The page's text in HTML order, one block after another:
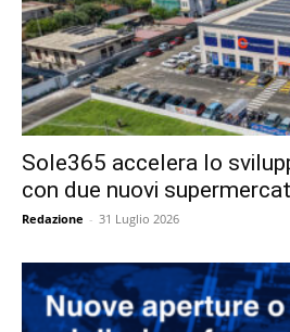
Sole365 accelera lo
con due nuovi
Redazione - 31 Luglio 2026